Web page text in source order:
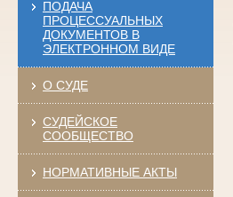
ПОДАЧА
ПРОЦЕССУАЛЬНЫХ
ДОКУМЕНТОВ В
ЭЛЕКТРОННОМ ВИДЕ
О СУДЕ
СУДЕЙСКОЕ
СООБЩЕСТВО
НОРМАТИВНЫЕ АКТЫ